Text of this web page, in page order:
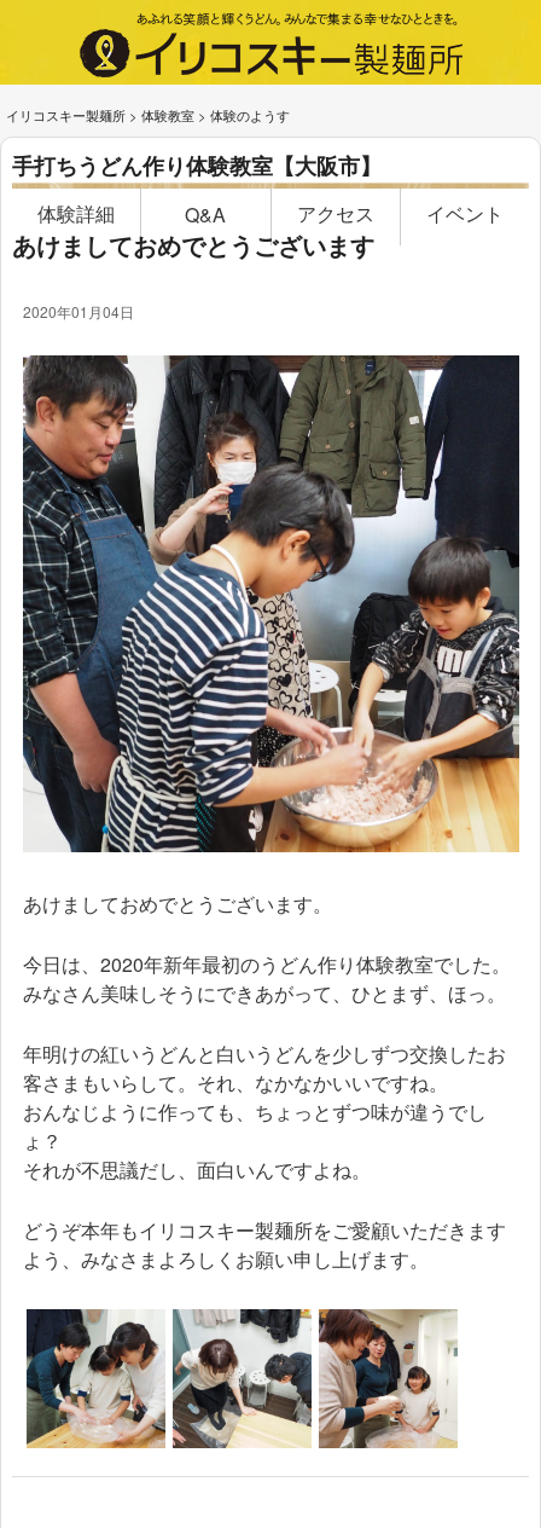
イリコスキー製麺所 > 体験教室 > 体験のようす
手打ちうどん作り体験教室【大阪市】
体験詳細 Q&A アクセス イベント
あけましておめでとうございます
2020年01月04日
あけましておめでとうございます。
今日は、2020年新年最初のうどん作り体験教室でした。
みなさん美味しそうにできあがって、ひとまず、ほっ。
年明けの紅いうどんと白いうどんを少しずつ交換したお
客さまもいらして。それ、なかなかいいですね。
おんなじように作っても、ちょっとずつ味が違うでし
ょ？
それが不思議だし、面白いんですよね。
どうぞ本年もイリコスキー製麺所をご愛顧いただきます
よう、みなさまよろしくお願い申し上げます。